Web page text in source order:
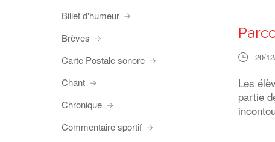
20/
Les
partie
Billet d'humeur
Brèves
Carte Postale sonore
Chant
Chronique
Commentaire sportif